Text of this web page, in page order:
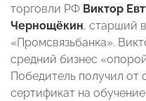
торговли РФ Виктор
Чернощёкин, старший
«Промсвязьбанка».
средний бизнес
Победитель получил
сертификат на